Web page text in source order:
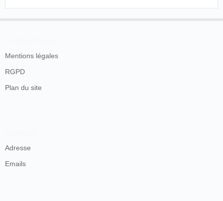
Mentions légales
RGPD
Plan du site
Adresse
Emails